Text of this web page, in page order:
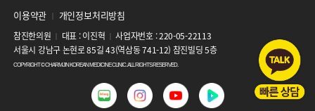
이용약관 개인정보처리방침
참진한의원 대표 : 이진혁
사업자번호 : 220-05-22113
서울시 강남구 논현로 85길 43(역삼동 741-12) 참진빌딩 5층
COPYRIGHT © CHARMJIN KOREAN MEDICINE CLINIC. ALL RIGHTS RESERVED.